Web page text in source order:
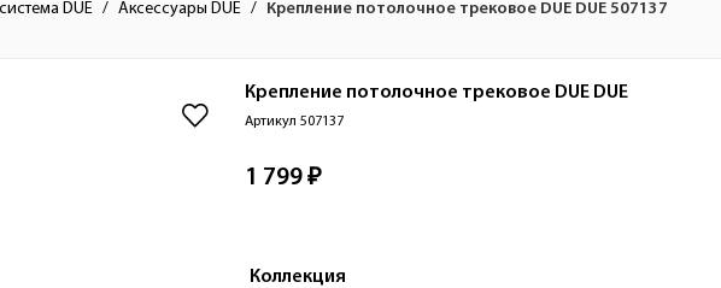
DUE Аксессуары DUE Крепление потолочное трековое DUE DUE 507137
Крепление потолочное трековое DUE DUE
Артикул 507137
1 799 ₽
Коллекция